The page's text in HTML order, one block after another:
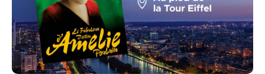
pleinement de la vue exceptionnelle avant le début
de la projection.
Nous avons hâte de vous accueillir pour cette
expérience cinématographique inédite sur la Seine. À